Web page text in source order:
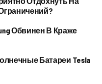
Обвинен В Краже
Батареи Tesla